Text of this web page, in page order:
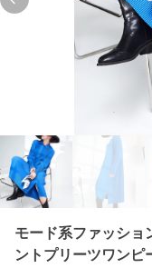
Previous slide
モード系ファッショ
ントプリーツワンピ